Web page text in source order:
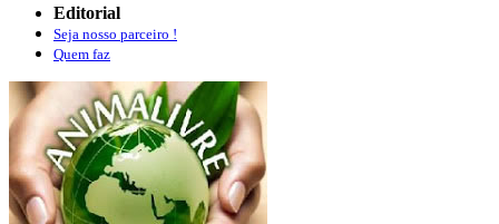
Editorial
Seja nosso parceiro !
Quem faz